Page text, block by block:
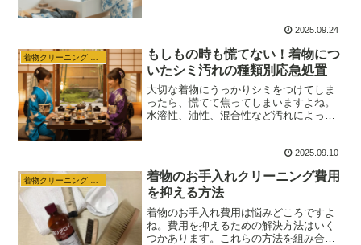
に自分で洗うことができます。 2025.09.24
もしもの時も慌てない！着物につ
いたシミ汚れの種類別応急処置
大切な着物にうっかりシミをつけてしま
ったら、慌てて焦ってしまいますよね。
水溶性、油性、混合性など汚れによって
を防ぎその後の専門のクリーニングをよ
り効果的にすることができます。
2025.09.10
着物のお手入れクリーニング費用
を抑える方法
着物のお手入れ費用は悩みどころですよ
ね。費用を抑えるための解決方法はいく
つかあります。これらの方法を組み合わ